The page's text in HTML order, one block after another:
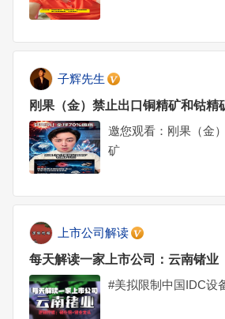
子辉先生
刚果（金）禁止出口铜精矿和钴
邀您观看：刚果（金
矿
上市公司解读
每天解读一家上市公司：云南锗业
#美拟限制中国IDC设